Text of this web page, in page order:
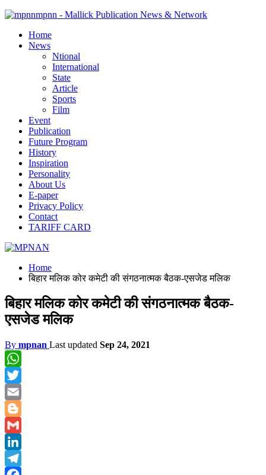
mpnn - Mallick Publication News & Network
Home
News
Ntional
International
State
Article
Sports
Film
Event
Publication
Future Program
History
Inspiration
Personality
About Us
E-paper
Privacy Policy
Contact
TARIFF CARD
Home
बिहार मलिक कोर कमेटी की संगठनात्मक बैठक-एसजेड मलिक
बिहार मलिक कोर कमेटी की संगठनात्मक बैठक-
एसजेड मलिक
By mpnan Last updated Sep 24, 2021
WhatsApp
Twitter
Email
Blogger
Gmail
LinkedIn